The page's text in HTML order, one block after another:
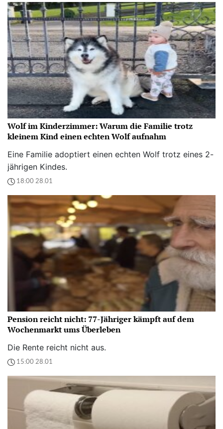
Wolf im Kinderzimmer: Warum die Familie trotz
kleinem Kind einen echten Wolf aufnahm
Eine Familie adoptiert einen echten Wolf trotz eines 2-
jährigen Kindes.
18:00 28.01
Pension reicht nicht: 77-Jähriger kämpft auf dem
Wochenmarkt ums Überleben
Die Rente reicht nicht aus.
15:00 28.01